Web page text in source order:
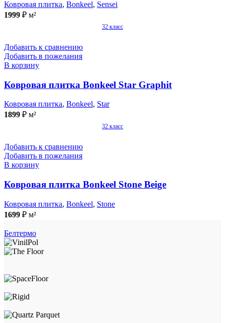
Ковровая плитка, Bonkeel, Sensei
1999 ₽ м²
32 класс
Добавить к сравнению
Добавить в пожелания
В корзину
Ковровая плитка Bonkeel Star Graphit
Ковровая плитка, Bonkeel, Star
1899 ₽ м²
32 класс
Добавить к сравнению
Добавить в пожелания
В корзину
Ковровая плитка Bonkeel Stone Beige
Ковровая плитка, Bonkeel, Stone
1699 ₽ м²
Белтермо